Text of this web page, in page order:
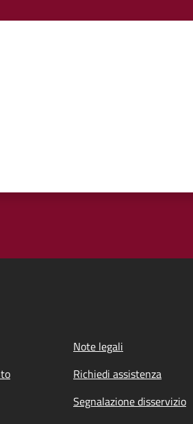
Note legali
Richiedi assistenza
Segnalazione disservizio